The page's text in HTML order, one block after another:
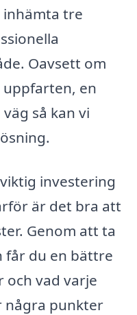
tre
Oavsett om
uppfarten, en
så kan vi
investering
är det bra att
Genom att ta
får du en bättre
och vad varje
några punkter